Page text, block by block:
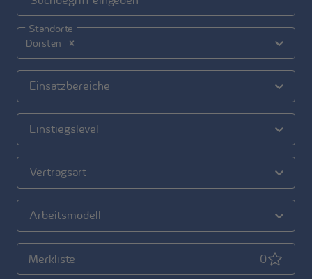
Dorsten
Standorte
Einsatzbereiche
Einstiegslevel
Vertragsart
Arbeitsmodell
Merkliste 0
(0